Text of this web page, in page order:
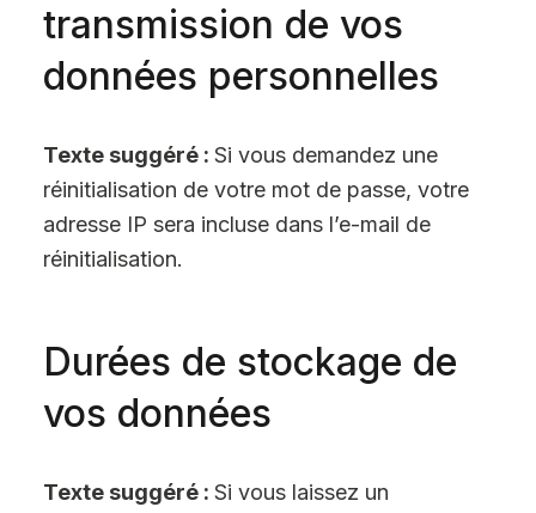
transmission de vos
données personnelles
Texte suggéré : Si vous demandez une
réinitialisation de votre mot de passe, votre
adresse IP sera incluse dans l’e-mail de
réinitialisation.
Durées de stockage de
vos données
Texte suggéré : Si vous laissez un